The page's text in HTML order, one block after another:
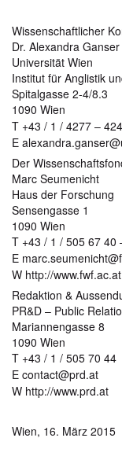
Wissenschaftlicher
Dr. Alexandra Ganser
Universität Wien
Institut für Anglistik
Spitalgasse 2-4/8.3
1090 Wien
T +43 / 1 / 4277 –
E
Der
Marc Seumenicht
Haus der Forschung
Sensengasse 1
1090 Wien
T +43 / 1 / 505 67 40
E
W http://www.fwf.ac.at
Redaktion &
PR&D – Public
Mariannengasse 8
1090 Wien
T +43 / 1 / 505 70 44
E contact@prd.at
W http://www.prd.at
Wien, 16. März 2015